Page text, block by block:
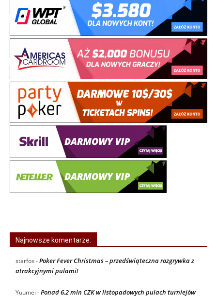
Najnowsze komentarze:
starfox-Poker Fever Christmas – przedświąteczna rozgrywka z
atrakcyjnymi pulami!
Yuumei -Ponad 6,2 mln CZK w listopadowych pulach turniejów